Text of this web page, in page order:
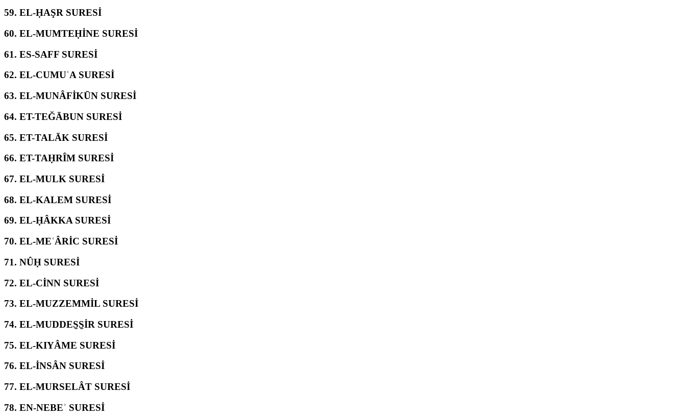
59. EL-ḤAŞR SURESİ
60. EL-MUMTEḤİNE SURESİ
61. ES-SAFF SURESİ
62. EL-CUMUʿA SURESİ
63. EL-MUNÂFİKŪN SURESİ
64. ET-TEĞĀBUN SURESİ
65. ET-TALĀK SURESİ
66. ET-TAḤRÎM SURESİ
67. EL-MULK SURESİ
68. EL-KALEM SURESİ
69. EL-ḤÂKKA SURESİ
70. EL-MEʿÂRİC SURESİ
71. NÛḤ SURESİ
72. EL-CİNN SURESİ
73. EL-MUZZEMMİL SURESİ
74. EL-MUDDES̱S̱İR SURESİ
75. EL-KIYÂME SURESİ
76. EL-İNSÂN SURESİ
77. EL-MURSELÂT SURESİ
78. EN-NEBEʾ SURESİ